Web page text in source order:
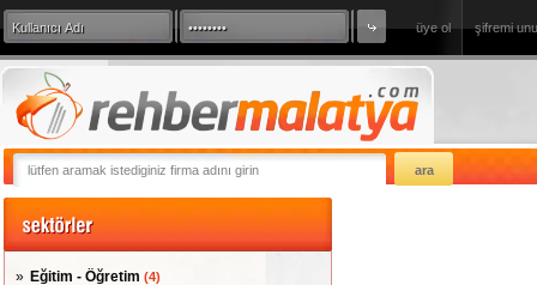
üye ol şifremi
360 Derece Sanal Tur
Eğitim - Öğretim (4)